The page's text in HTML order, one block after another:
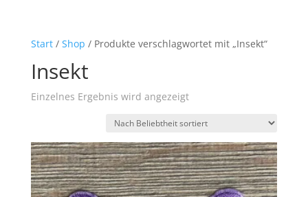
Start/ Shop / Produkte verschlagwortet mit „Insekt“
Insekt
Einzelnes Ergebnis wird angezeigt